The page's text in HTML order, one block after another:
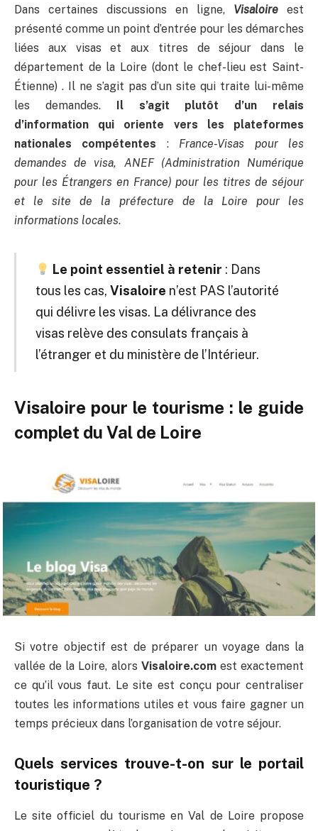
Dans certaines discussions en ligne, Visaloire est
présenté comme un point d’entrée pour les démarches
liées aux visas et aux titres de séjour dans le
département de la Loire (dont le chef-lieu est Saint-
Étienne) . Il ne s’agit pas d’un site qui traite lui-même
les demandes. Il s’agit plutôt d’un relais
d’information qui oriente vers les plateformes
nationales compétentes : France-Visas pour les
demandes de visa, ANEF (Administration Numérique
pour les Étrangers en France) pour les titres de séjour
et le site de la préfecture de la Loire pour les
informations locales.
Le point essentiel à retenir : Dans
tous les cas, Visaloire n’est PAS l’autorité
qui délivre les visas. La délivrance des
visas relève des consulats français à
l’étranger et du ministère de l’Intérieur.
Visaloire pour le tourisme : le guide
complet du Val de Loire
Si votre objectif est de préparer un voyage dans la
vallée de la Loire, alors Visaloire.comest exactement
ce qu’il vous faut. Le site est conçu pour centraliser
toutes les informations utiles et vous faire gagner un
temps précieux dans l’organisation de votre séjour.
Quels services trouve-t-on sur le portail
touristique ?
Le site officiel du tourisme en Val de Loire propose